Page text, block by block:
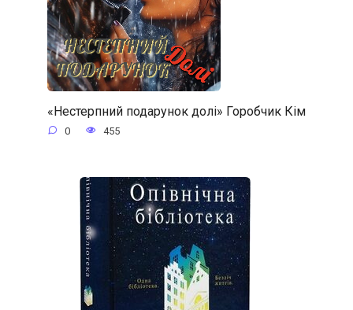
«Нестерпний подарунок долі» Горобчик Кім
0 455